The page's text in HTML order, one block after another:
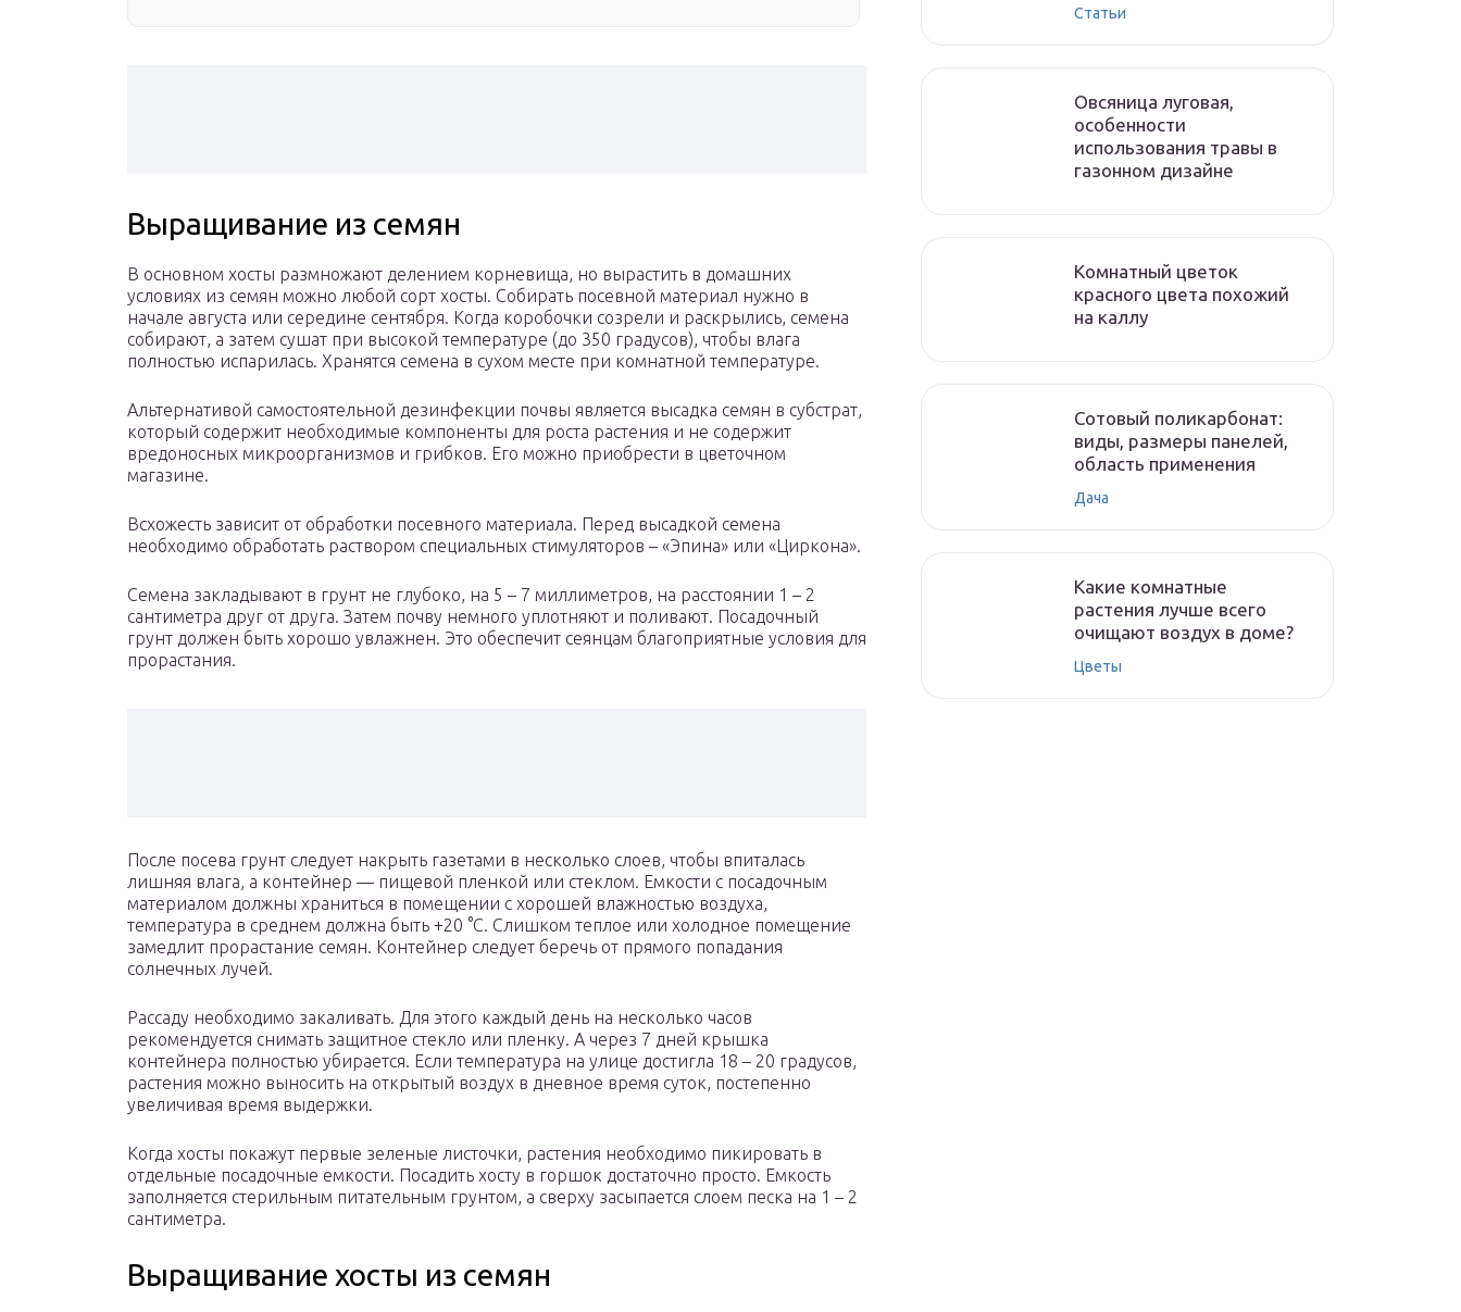
Выращивание из семян
В основном хосты размножают делением корневища, но вырастить в домашних
условиях из семян можно любой сорт хосты. Собирать посевной материал нужно в
начале августа или середине сентября. Когда коробочки созрели и раскрылись, семена
собирают, а затем сушат при высокой температуре (до 350 градусов), чтобы влага
полностью испарилась. Хранятся семена в сухом месте при комнатной температуре.
Альтернативой самостоятельной дезинфекции почвы является высадка семян в субстрат,
который содержит необходимые компоненты для роста растения и не содержит
вредоносных микроорганизмов и грибков. Его можно приобрести в цветочном
магазине.
Всхожесть зависит от обработки посевного материала. Перед высадкой семена
необходимо обработать раствором специальных стимуляторов – «Эпина» или «Циркона».
Семена закладывают в грунт не глубоко, на 5 – 7 миллиметров, на расстоянии 1 – 2
сантиметра друг от друга. Затем почву немного уплотняют и поливают. Посадочный
грунт должен быть хорошо увлажнен. Это обеспечит сеянцам благоприятные условия для
прорастания.
После посева грунт следует накрыть газетами в несколько слоев, чтобы впиталась
лишняя влага, а контейнер — пищевой пленкой или стеклом. Емкости с посадочным
материалом должны храниться в помещении с хорошей влажностью воздуха,
температура в среднем должна быть +20 °C. Слишком теплое или холодное помещение
замедлит прорастание семян. Контейнер следует беречь от прямого попадания
солнечных лучей.
Рассаду необходимо закаливать. Для этого каждый день на несколько часов
рекомендуется снимать защитное стекло или пленку. А через 7 дней крышка
контейнера полностью убирается. Если температура на улице достигла 18 – 20 градусов,
растения можно выносить на открытый воздух в дневное время суток, постепенно
увеличивая время выдержки.
Когда хосты покажут первые зеленые листочки, растения необходимо пикировать в
отдельные посадочные емкости. Посадить хосту в горшок достаточно просто. Емкость
заполняется стерильным питательным грунтом, а сверху засыпается слоем песка на 1 – 2
сантиметра.
Выращивание хосты из семян
Статьи
Овсяница луговая,
особенности
использования травы в
газонном дизайне
Комнатный цветок
красного цвета похожий
на каллу
Сотовый поликарбонат:
виды, размеры панелей,
область применения
Дача
Какие комнатные
растения лучше всего
очищают воздух в доме?
Цветы